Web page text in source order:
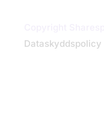
Dataskyddspolicy